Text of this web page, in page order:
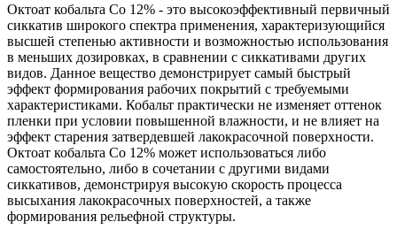
Октоат кобальта Co 12% - это высокоэффективный первичный
сиккатив широкого спектра применения, характеризующийся
высшей степенью активности и возможностью использования
в меньших дозировках, в сравнении с сиккативами других
видов. Данное вещество демонстрирует самый быстрый
эффект формирования рабочих покрытий с требуемыми
характеристиками. Кобальт практически не изменяет оттенок
пленки при условии повышенной влажности, и не влияет на
эффект старения затвердевшей лакокрасочной поверхности.
Октоат кобальта Co 12% может использоваться либо
самостоятельно, либо в сочетании с другими видами
сиккативов, демонстрируя высокую скорость процесса
высыхания лакокрасочных поверхностей, а также
формирования рельефной структуры.